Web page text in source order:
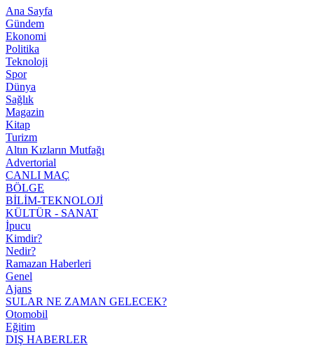
Ana Sayfa
Gündem
Ekonomi
Politika
Teknoloji
Spor
Dünya
Sağlık
Magazin
Kitap
Turizm
Altın Kızların Mutfağı
Advertorial
CANLI MAÇ
BÖLGE
BİLİM-TEKNOLOJİ
KÜLTÜR - SANAT
İpucu
Kimdir?
Nedir?
Ramazan Haberleri
Genel
Ajans
SULAR NE ZAMAN GELECEK?
Otomobil
Eğitim
DIŞ HABERLER